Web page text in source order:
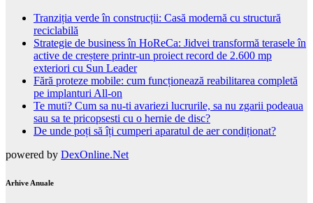
Tranziția verde în construcții: Casă modernă cu structură
reciclabilă
Strategie de business în HoReCa: Jidvei transformă terasele în
active de creștere printr-un proiect record de 2.600 mp
exteriori cu Sun Leader
Fără proteze mobile: cum funcționează reabilitarea completă
pe implanturi All-on
Te muti? Cum sa nu-ti avariezi lucrurile, sa nu zgarii podeaua
sau sa te pricopsesti cu o hernie de disc?
De unde poți să îți cumperi aparatul de aer condiționat?
powered by DexOnline.Net
Arhive Anuale